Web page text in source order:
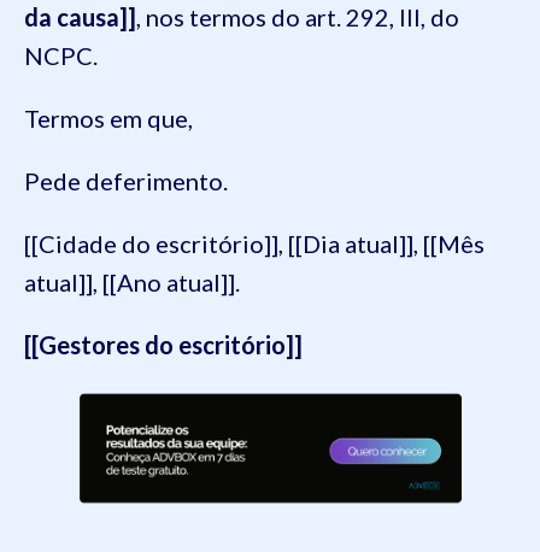
da causa]], nos termos do art. 292, III, do
NCPC.
Termos em que,
Pede deferimento.
[[Cidade do escritório]], [[Dia atual]], [[Mês
atual]], [[Ano atual]].
[[Gestores do escritório]]